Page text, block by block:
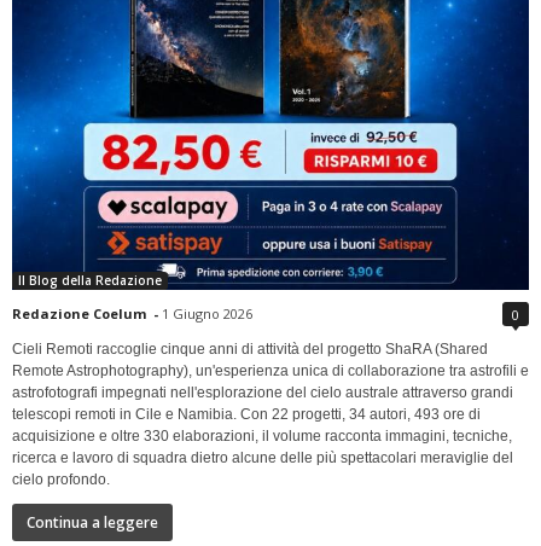
Il Blog della Redazione
Redazione Coelum - 1 Giugno 2026 0
Cieli Remoti raccoglie cinque anni di attività del progetto ShaRA (Shared
Remote Astrophotography), un'esperienza unica di collaborazione tra astrofili e
astrofotografi impegnati nell'esplorazione del cielo australe attraverso grandi
telescopi remoti in Cile e Namibia. Con 22 progetti, 34 autori, 493 ore di
acquisizione e oltre 330 elaborazioni, il volume racconta immagini, tecniche,
ricerca e lavoro di squadra dietro alcune delle più spettacolari meraviglie del
cielo profondo.
Continua a leggere